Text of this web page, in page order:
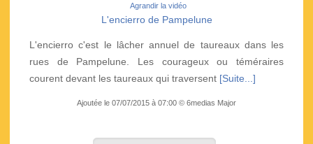
Agrandir la vidéo
L'encierro de Pampelune
L'encierro c'est le lâcher annuel de taureaux dans les
rues de Pampelune. Les courageux ou téméraires
courent devant les taureaux qui traversent [Suite...]
Ajoutée le 07/07/2015 à 07:00 © 6medias Major